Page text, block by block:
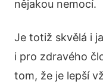
nějakou nemocí.
Je totiž skvělá i
i pro zdravého
tom, že je lepší